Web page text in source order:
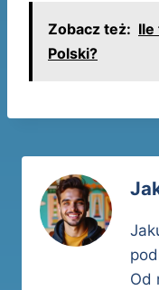
Zobacz też: Ile
Polski?
Od